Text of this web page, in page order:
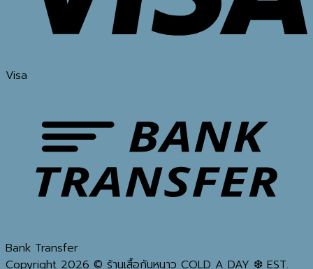
Visa
Bank Transfer
Copyright 2026 © ร้านเสื้อกันหนาว COLD A DAY ❆ EST.